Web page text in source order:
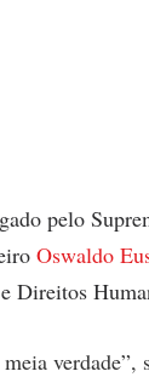
pelo
Oswaldo
Direitos
verdade”,